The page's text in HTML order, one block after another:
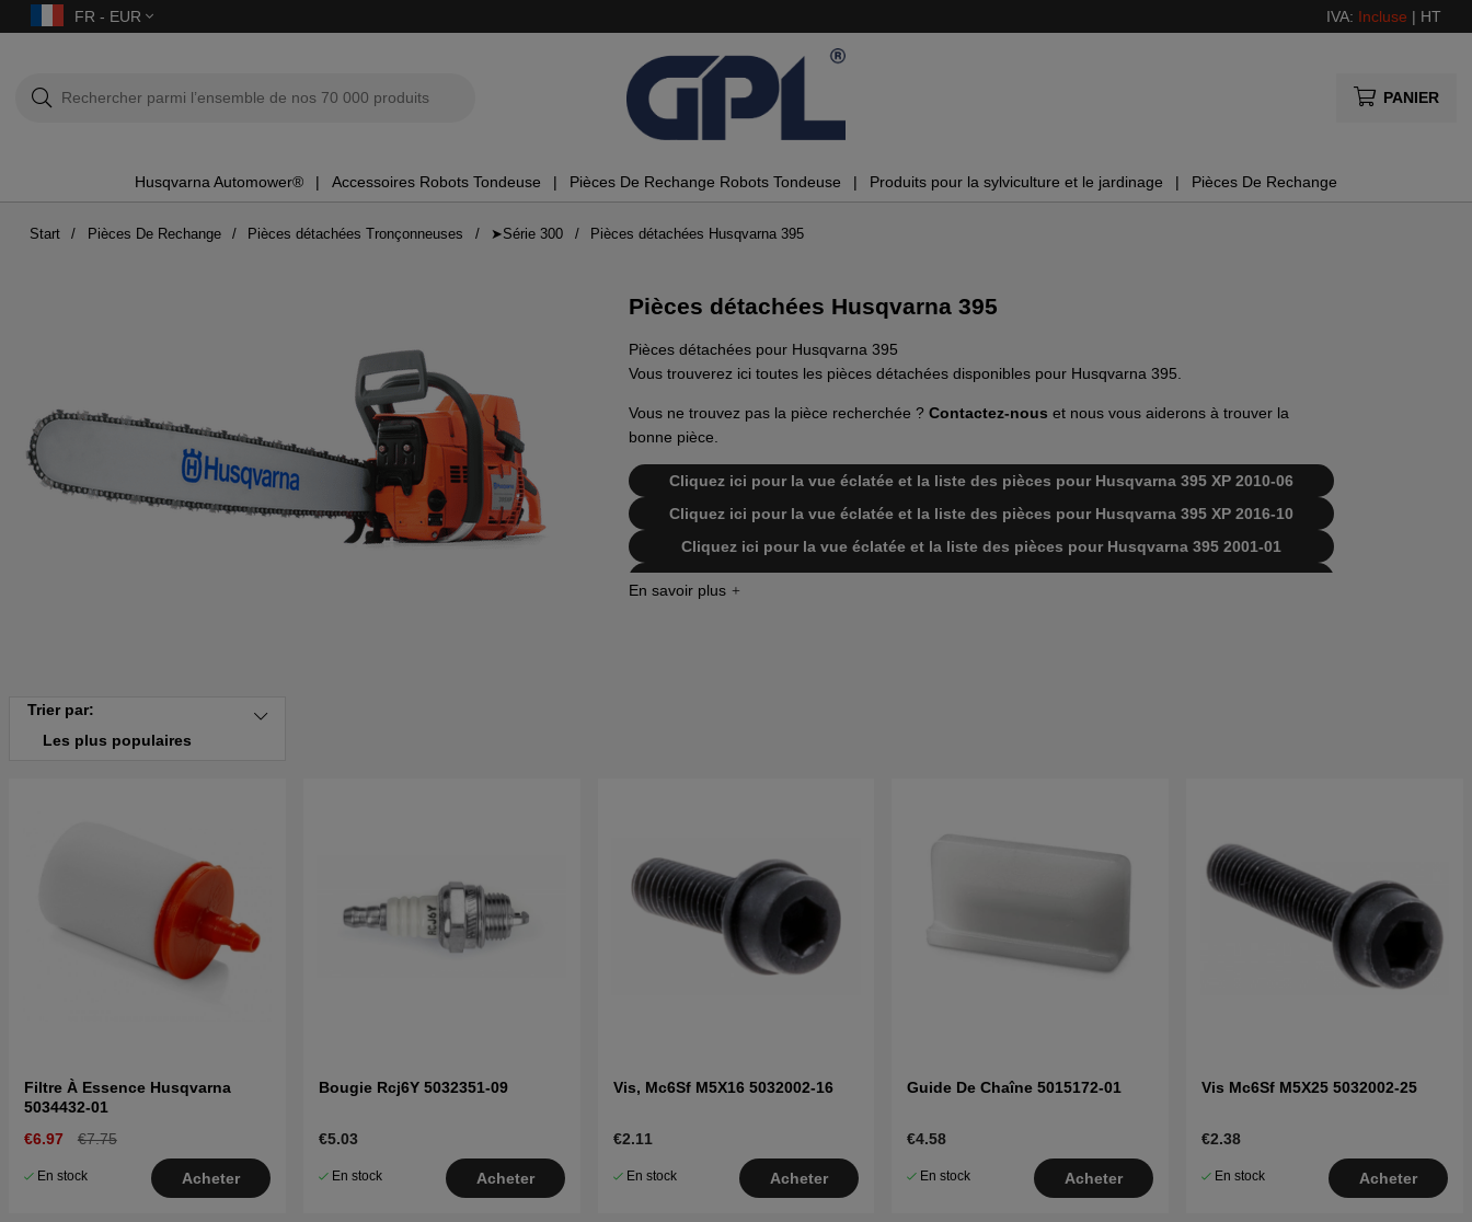
FR - EUR IVA: Incluse | HT
PANIER
Husqvarna Automower® Accessoires Robots Tondeuse Pièces De Rechange Robots Tondeuse Produits pour la sylviculture et le jardinage Pièces De Rechange
Start Pièces De Rechange Pièces détachées Tronçonneuses ➤Série 300 Pièces détachées Husqvarna 395
Pièces détachées Husqvarna 395
Pièces détachées pour Husqvarna 395
Vous trouverez ici toutes les pièces détachées disponibles pour Husqvarna 395.
Vous ne trouvez pas la pièce recherchée ? Contactez-nous et nous vous aiderons à trouver la
bonne pièce.
Cliquez ici pour la vue éclatée et la liste des pièces pour Husqvarna 395 XP 2010-06
Cliquez ici pour la vue éclatée et la liste des pièces pour Husqvarna 395 XP 2016-10
Cliquez ici pour la vue éclatée et la liste des pièces pour Husqvarna 395 2001-01
Trier par:
Les plus populaires
Filtre À Essence Husqvarna
5034432-01
€6.97
€7.75
En stock Acheter
Bougie Rcj6Y 5032351-09
€5.03
En stock Acheter
Vis, Mc6Sf M5X16 5032002-16
€2.11
En stock Acheter
Guide De Chaîne 5015172-01
€4.58
En stock Acheter
Vis Mc6Sf M5X25 5032002-25
€2.38
En stock Acheter